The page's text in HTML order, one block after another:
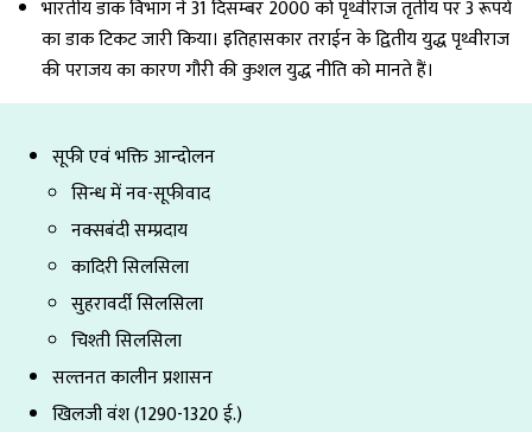
सूफी एवं भक्ति आन्दोलन
सिन्ध में नव-सूफीवाद
नक्सबंदी सम्प्रदाय
कादिरी सिलसिला
सुहरावर्दी सिलसिला
चिश्ती सिलसिला
सल्तनत कालीन प्रशासन
खिलजी वंश (1290-1320 ई.)
भारतीय डाक विभाग ने 31 दिसम्बर 2000 को पृथ्वीराज तृतीय पर 3 रूपये
का डाक टिकट जारी किया। इतिहासकार तराईन के द्वितीय युद्ध पृथ्वीराज
की पराजय का कारण गौरी की कुशल युद्ध नीति को मानते हैं।